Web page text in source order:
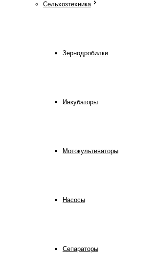
Сельхозтехника
Зернодробилки
Инкубаторы
Мотокультиваторы
Насосы
Сепараторы